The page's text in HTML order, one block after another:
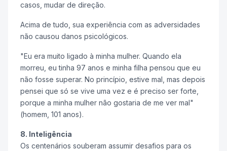
casos, mudar de direção.
Acima de tudo, sua experiência com as adversidades
não causou danos psicológicos.
"Eu era muito ligado à minha mulher. Quando ela
morreu, eu tinha 97 anos e minha filha pensou que eu
não fosse superar. No princípio, estive mal, mas depois
pensei que só se vive uma vez e é preciso ser forte,
porque a minha mulher não gostaria de me ver mal"
(homem, 101 anos).
8. Inteligência
Os centenários souberam assumir desafios para os